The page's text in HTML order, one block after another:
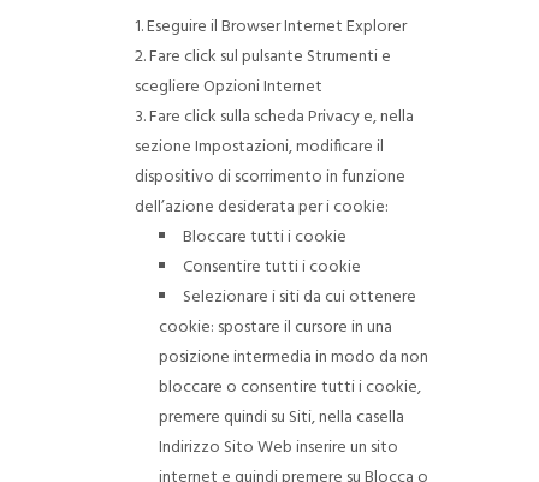
Eseguire il Browser Internet Explorer
Fare click sul pulsante Strumenti e
scegliere Opzioni Internet
Fare click sulla scheda Privacy e, nella
sezione Impostazioni, modificare il
dispositivo di scorrimento in funzione
dell’azione desiderata per i cookie:
Bloccare tutti i cookie
Consentire tutti i cookie
Selezionare i siti da cui ottenere
cookie: spostare il cursore in una
posizione intermedia in modo da non
bloccare o consentire tutti i cookie,
premere quindi su Siti, nella casella
Indirizzo Sito Web inserire un sito